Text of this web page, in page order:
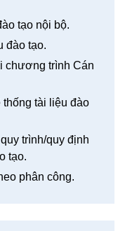
tạo nội bộ.
đào tạo.
chương trình Cán
tài liệu đào
trình/quy định
tạo.
phân công.